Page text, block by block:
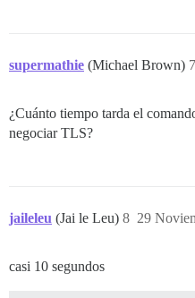
supermathie (Michael Brown) 7
¿Cuánto tiempo tarda el
negociar TLS?
jaileleu (Jai le Leu) 29
8
casi 10 segundos